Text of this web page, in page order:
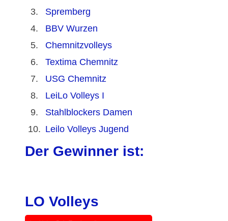
3.
Spremberg
4.
BBV Wurzen
5.
Chemnitzvolleys
6.
Textima Chemnitz
7.
USG Chemnitz
8.
LeiLo Volleys I
9.
Stahlblockers Damen
10. Leilo Volleys Jugend
Der Gewinner ist:
LO Volleys